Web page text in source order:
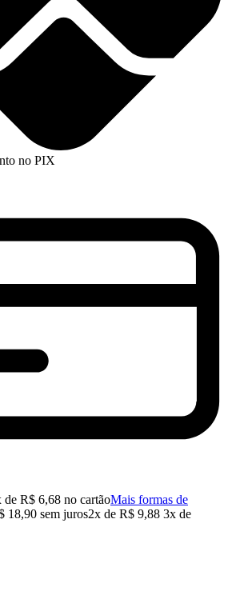
no PIX
de R$ 6,68 no cartãoMais formas de
18,90 sem juros2x de R$ 9,88 3x de